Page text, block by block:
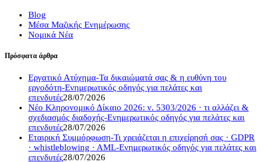
Blog
Μέσα Μαζικής Ενημέρωσης
Νομικά Νέα
Πρόσφατα άρθρα
Εργατικό Ατύχημα-Τα δικαιώματά σας & η ευθύνη του
εργοδότη-Ενημερωτικός οδηγός για πελάτες και
επενδυτές28/07/2026
Νέο Κληρονομικό Δίκαιο 2026: ν. 5303/2026 · τι αλλάζει &
σχεδιασμός διαδοχής-Ενημερωτικός οδηγός για πελάτες και
επενδυτές28/07/2026
Εταιρική Συμμόρφωση-Τι χρειάζεται η επιχείρησή σας · GDPR
· whistleblowing · AML-Ενημερωτικός οδηγός για πελάτες και
επενδυτές28/07/2026